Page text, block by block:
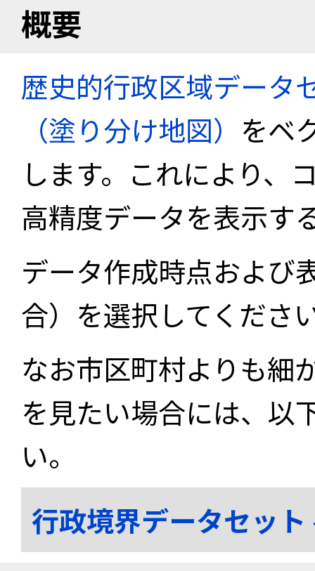
概要
歴史的行政区域データ
（塗り分け地図） をベ
します。これにより、
高精度データを表示す
データ作成時点および
合）を選択してくださ
なお市区町村よりも細
を見たい場合には、以
い。
行政境界データセッ